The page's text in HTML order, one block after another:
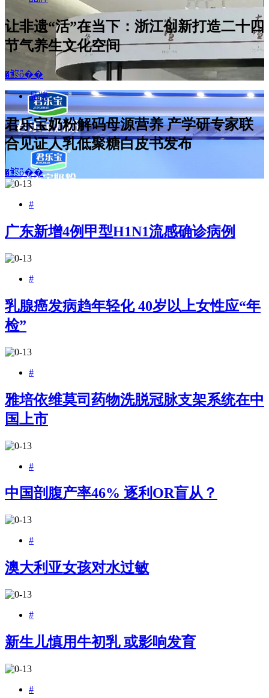
让非遗“活”在当下：浙江创新打造二十四
节气养生文化空间
�鿴ȫ��
品牌
君乐宝奶粉解码母源营养 产学研专家联
合见证人乳低聚糖白皮书发布
�鿴ȫ��
#
广东新增4例甲型H1N1流感确诊病例
#
乳腺癌发病趋年轻化 40岁以上女性应“年
检”
#
雅培依维莫司药物洗脱冠脉支架系统在中
国上市
#
中国剖腹产率46% 逐利OR盲从？
#
澳大利亚女孩对水过敏
#
新生儿慎用牛初乳 或影响发育
#